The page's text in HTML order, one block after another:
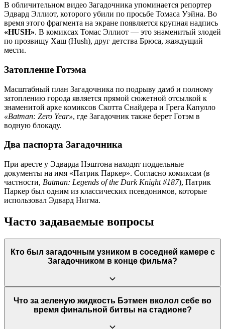
В обличительном видео Загадочника упоминается репортер
Эдвард Эллиот, которого убили по просьбе Томаса Уэйна. Во
время этого фрагмента на экране появляется крупная надпись
«HUSH». В комиксах Томас Эллиот — это знаменитый злодей
по прозвищу Хаш (Hush), друг детства Брюса, жаждущий
мести.
Затопление Готэма
Масштабный план Загадочника по подрыву дамб и полному
затоплению города является прямой сюжетной отсылкой к
знаменитой арке комиксов Скотта Снайдера и Грега Капулло
«Batman: Zero Year», где Загадочник также берет Готэм в
водную блокаду.
Два паспорта Загадочника
При аресте у Эдварда Нэштона находят поддельные
документы на имя «Патрик Паркер». Согласно комиксам (в
частности, Batman: Legends of the Dark Knight #187), Патрик
Паркер был одним из классических псевдонимов, которые
использовал Эдвард Нигма.
Часто задаваемые вопросы
Кто был загадочным узником в соседней камере с
Загадочником в конце фильма?
Этим смеющимся персонажем является культовый злодей
в исполнении актера Барри Кеогана. Режиссер Мэтт
Джокера, который имеет врожденное заболевание,
Что за зеленую жидкость Бэтмен вколол себе во
время финальной битвы на стадионе?